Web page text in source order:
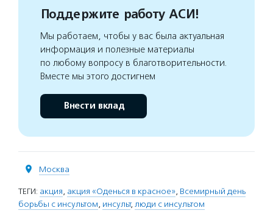
Поддержите работу АСИ!
Мы работаем, чтобы у вас была актуальная
информация и полезные материалы
по любому вопросу в благотворительности.
Вместе мы этого достигнем
Внести вклад
Москва
ТЕГИ: акция, акция «Оденься в красное», Всемирный день
борьбы с инсультом, инсульт, люди с инсультом